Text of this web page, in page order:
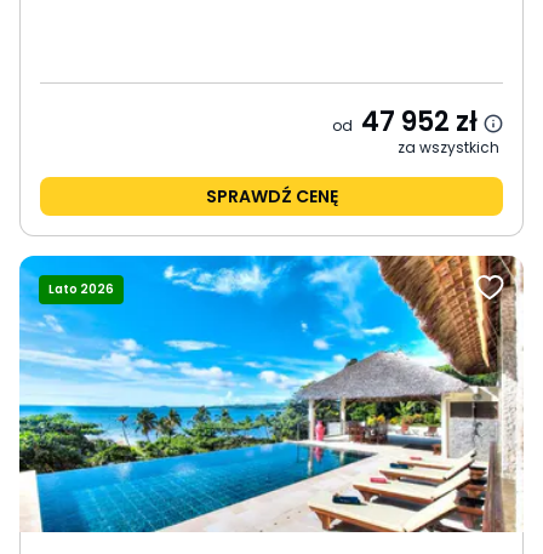
od 47 952 zł
za wszystkich
SPRAWDŹ CENĘ
Lato 2026